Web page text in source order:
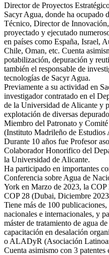
Director de Proyectos
Sacyr Agua, donde ha ocupado
Técnico, Director de
proyectado y ejecutado
en países como España, Israel,
Chile, Oman, etc. Cuenta
potabilización, depuración y
también el responsable de
tecnologías de Sacyr Agua.
Previamente a su actividad en
investigador contratado en el
de la Universidad de Alicante y
explotación de diversas
Miembro del Patronato y
(Instituto Madrileño de Estudios
Durante 10 años fue Profesor
Colaborador Honorifico del
la Universidad de Alicante.
Ha participado en importantes
Conferencia sobre Agua de
York en Marzo de 2023, la
COP 28 (Dubai, Diciembre
Tiene más de 100
nacionales e internacionales, y
máster de tratamiento de agua
capacitación en desalación
o ALADyR (Asociación
Cuenta asimismo con 3 patentes